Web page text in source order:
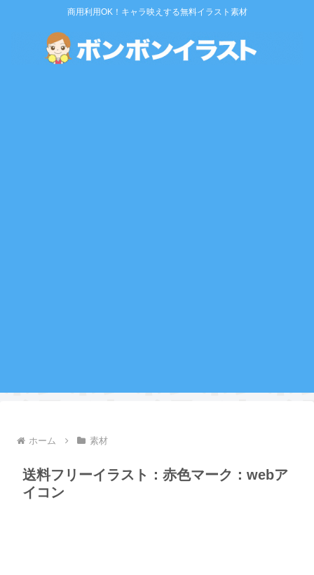
商用利用OK！キャラ映えする無料イラスト素材
ホーム 素材
送料フリーイラスト：赤色マーク：webア
イコン